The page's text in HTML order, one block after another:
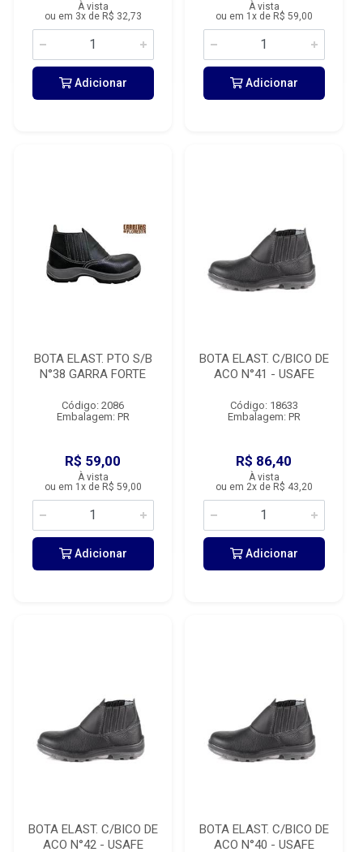
À vista
ou em 3x de R$ 32,73
Adicionar
À vista
ou em 1x de R$ 59,00
Adicionar
BOTA ELAST. PTO S/B
N°38 GARRA FORTE
Código: 2086
Embalagem: PR
R$ 59,00
À vista
ou em 1x de R$ 59,00
Adicionar
BOTA ELAST. C/BICO DE
ACO N°41 - USAFE
Código: 18633
Embalagem: PR
R$ 86,40
À vista
ou em 2x de R$ 43,20
Adicionar
BOTA ELAST. C/BICO DE
ACO N°42 - USAFE
BOTA ELAST. C/BICO DE
ACO N°40 - USAFE